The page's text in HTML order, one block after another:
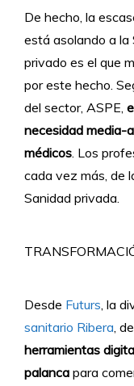
De hecho, la
está asolando a la
privado es el que
por este hecho.
del sector, ASPE,
necesidad media-
médicos . Los
cada vez más, de
Sanidad privada.
Desde Futurs, la
sanitario Ribera,
herramientas
palanca para